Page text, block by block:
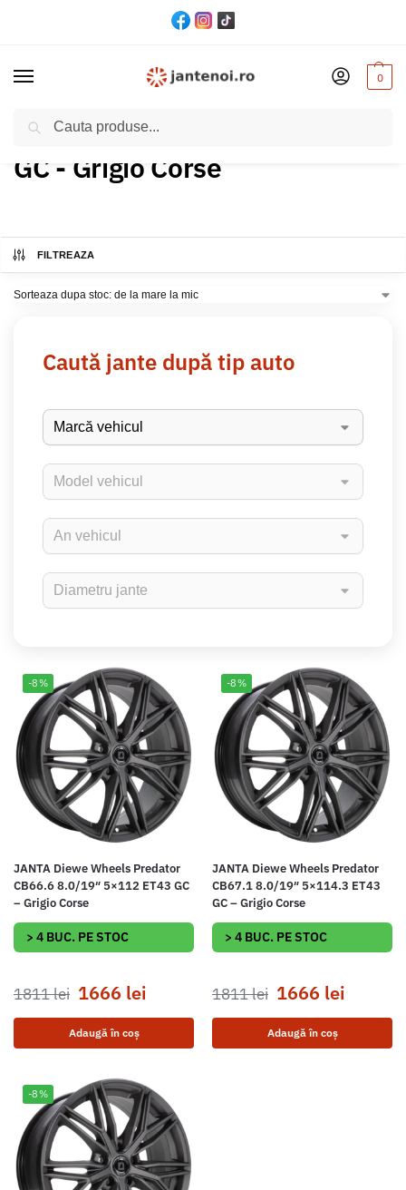
0
Acasă Produs Culoare / GC - Grigio Corse
GC - Grigio Corse
FILTREAZA
Caută jante după tip auto
-8%
JANTA Diewe Wheels Predator
CB66.6 8.0/19″ 5×112 ET43 GC
– Grigio Corse
> 4 BUC. PE STOC
1811lei 1666 lei
Adaugă în coș
-8%
JANTA Diewe Wheels Predator
CB67.1 8.0/19″ 5×114.3 ET43
GC – Grigio Corse
> 4 BUC. PE STOC
1811lei 1666 lei
Adaugă în coș
-8%